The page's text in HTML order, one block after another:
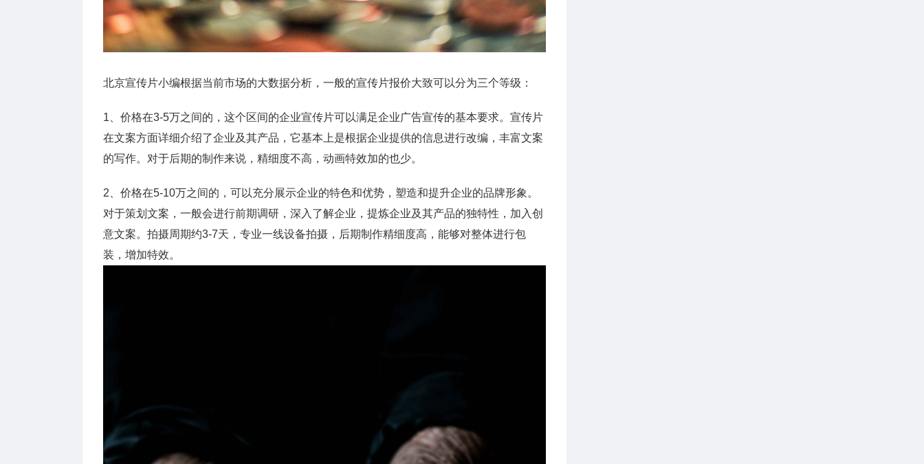
北京宣传片小编根据当前市场的大数据分析，一般的宣传片报价大致可以分为三个等级：
1、价格在3-5万之间的，这个区间的企业宣传片可以满足企业广告宣传的基本要求。宣传片
在文案方面详细介绍了企业及其产品，它基本上是根据企业提供的信息进行改编，丰富文案
的写作。对于后期的制作来说，精细度不高，动画特效加的也少。
2、价格在5-10万之间的，可以充分展示企业的特色和优势，塑造和提升企业的品牌形象。
对于策划文案，一般会进行前期调研，深入了解企业，提炼企业及其产品的独特性，加入创
意文案。拍摄周期约3-7天，专业一线设备拍摄，后期制作精细度高，能够对整体进行包
装，增加特效。